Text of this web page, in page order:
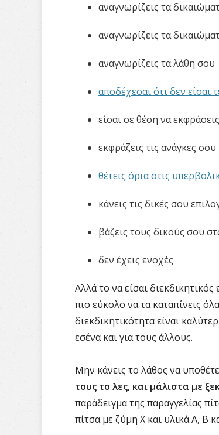
αναγνωρίζεις τα
αναγνωρίζεις τα
αναγνωρίζεις τα λάθη σου
αποδέχεσαι ότι δεν είσαι
είσαι σε θέση να
εκφράζεις τις ανάγκες σου
θέτεις όρια στις
κάνεις τις δικές σου
βάζεις τους δικούς σου
δεν έχεις ενοχές
Αλλά το να είσαι
πιο εύκολο να τα καταπίνεις
διεκδικητικότητα είναι
εσένα και για τους άλλους.
Μην κάνεις το λάθος να
τους το λες, και μάλιστα με
παράδειγμα της παραγγελίας
πίτσα με ζύμη Χ και υλικά Α, Β